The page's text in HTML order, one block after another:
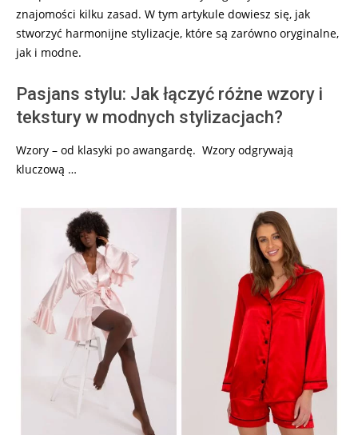
znajomości kilku zasad. W tym artykule dowiesz się, jak
stworzyć harmonijne stylizacje, które są zarówno oryginalne,
jak i modne.
Pasjans stylu: Jak łączyć różne wzory i
tekstury w modnych stylizacjach?
Wzory – od klasyki po awangardę. Wzory odgrywają
kluczową …